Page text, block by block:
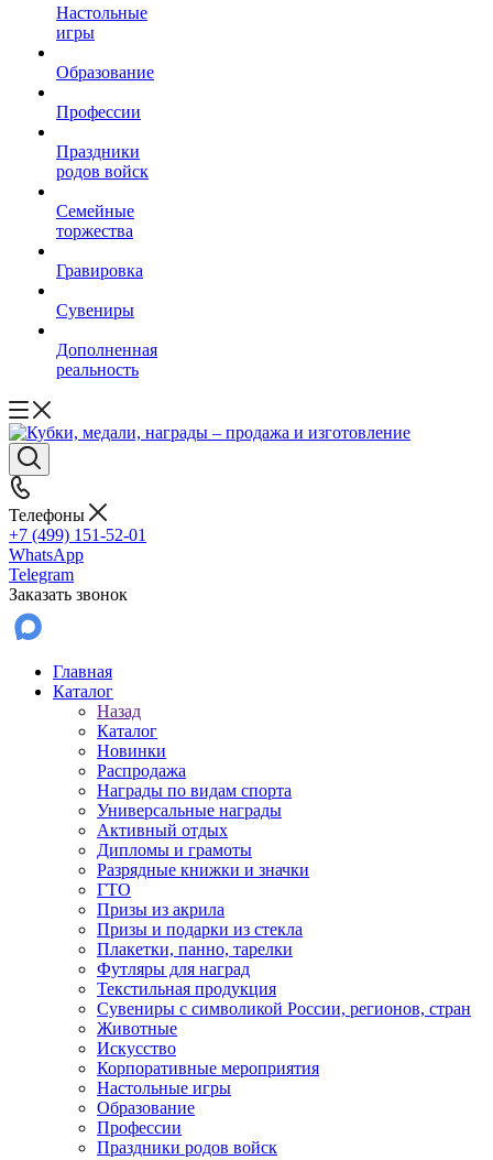
Настольные
игры
Образование
Профессии
Праздники
родов войск
Семейные
торжества
Гравировка
Сувениры
Дополненная
реальность
Телефоны
+7 (499) 151-52-01
WhatsApp
Telegram
Заказать звонок
Главная
Каталог
Назад
Каталог
Новинки
Распродажа
Награды по видам спорта
Универсальные награды
Активный отдых
Дипломы и грамоты
Разрядные книжки и значки
ГТО
Призы из акрила
Призы и подарки из стекла
Плакетки, панно, тарелки
Футляры для наград
Текстильная продукция
Сувениры с символикой России, регионов, стран
Животные
Искусство
Корпоративные мероприятия
Настольные игры
Образование
Профессии
Праздники родов войск